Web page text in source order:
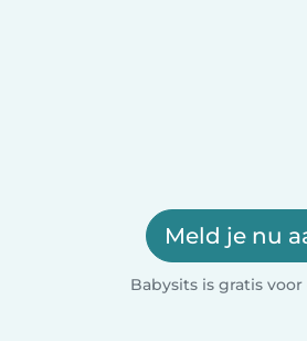
Meld je nu
Babysits is gratis voor